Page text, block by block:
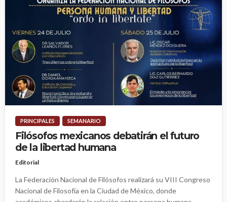
PRINCIPALES SEMANARIO
Filósofos mexicanos debatirán el futuro
de la libertad humana
Editorial
La Federación Nacional de Filósofos realizará su VIII Congreso
Nacional de Filosofía en la Ciudad de México, donde